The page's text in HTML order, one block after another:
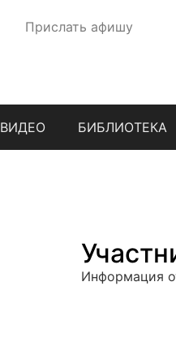
Прислать афишу
ВИДЕО БИБЛИОТЕКА
Информация